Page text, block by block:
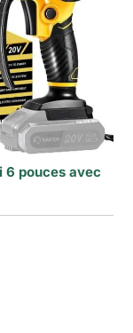
6 pouces avec